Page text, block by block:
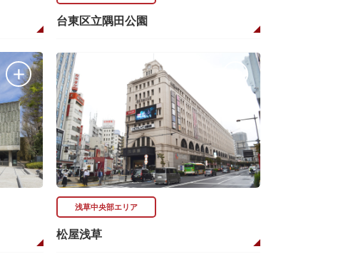
台東区立隅田公園
浅草中央部エリア
松屋浅草